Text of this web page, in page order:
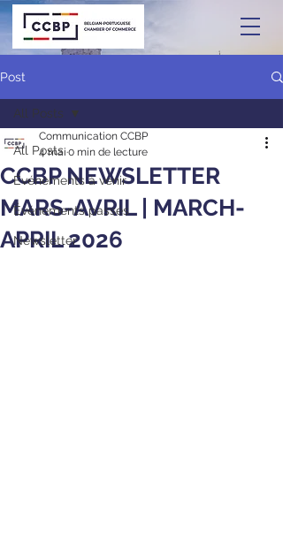
Post
All Posts
Événements à venir
Événements passés
Newsletter
All Posts
CCBP NEWSLETTER
MARS-AVRIL | MARCH-
APRIL 2026
Communication CCBP
4 mai 0 min de lecture